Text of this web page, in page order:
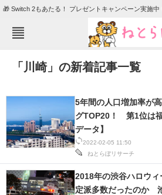
🎁 Switch 2もあたる！ プレゼントキャンペーン実施中
TOP ニュース
地域
住まい
会員記事
「川崎」の新着記事一覧
2022-02-05 11:50
ねとらぼリサーチ
5年間の人口増加率が
グTOP20！ 第1位は
データ】
2018年の渋谷ハロウ
定派多数だったのか